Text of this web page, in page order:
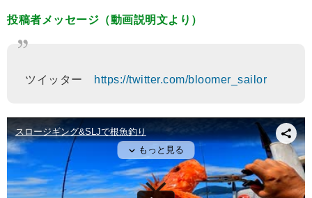
投稿者メッセージ（動画説明文より）
ツイッター https://twitter.com/bloomer_sailor